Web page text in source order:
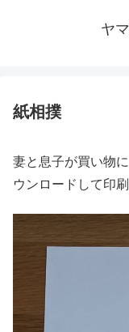
ヤ
紙相撲
妻と息子が買い物
ウンロードして印